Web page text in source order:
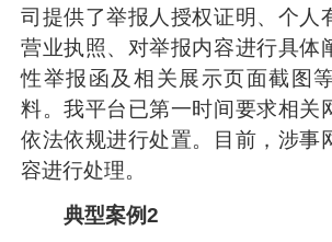
司提供了举报人授权证明、个人
营业执照、对举报内容进行具体
性举报函及相关展示页面截图
料。我平台已第一时间要求相关
依法依规进行处置。目前，涉事
容进行处理。
典型案例2